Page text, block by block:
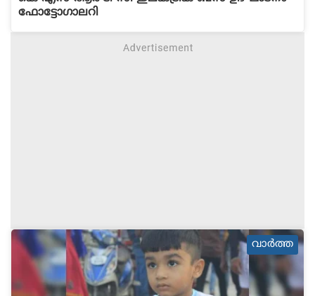
ഫോട്ടോഗാലറി
വാര്‍ത്ത